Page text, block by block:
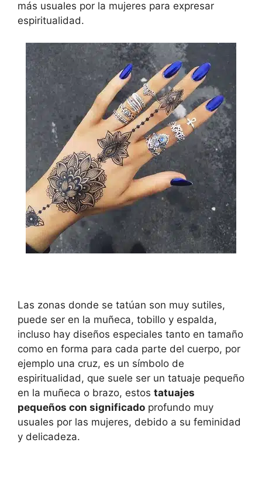
más usuales por la mujeres para expresar
espiritualidad.
Las zonas donde se tatúan son muy sutiles,
puede ser en la muñeca, tobillo y espalda,
incluso hay diseños especiales tanto en tamaño
como en forma para cada parte del cuerpo, por
ejemplo una cruz, es un símbolo de
espiritualidad, que suele ser un tatuaje pequeño
en la muñeca o brazo, estos tatuajes
pequeños con significado profundo muy
usuales por las mujeres, debido a su feminidad
y delicadeza.